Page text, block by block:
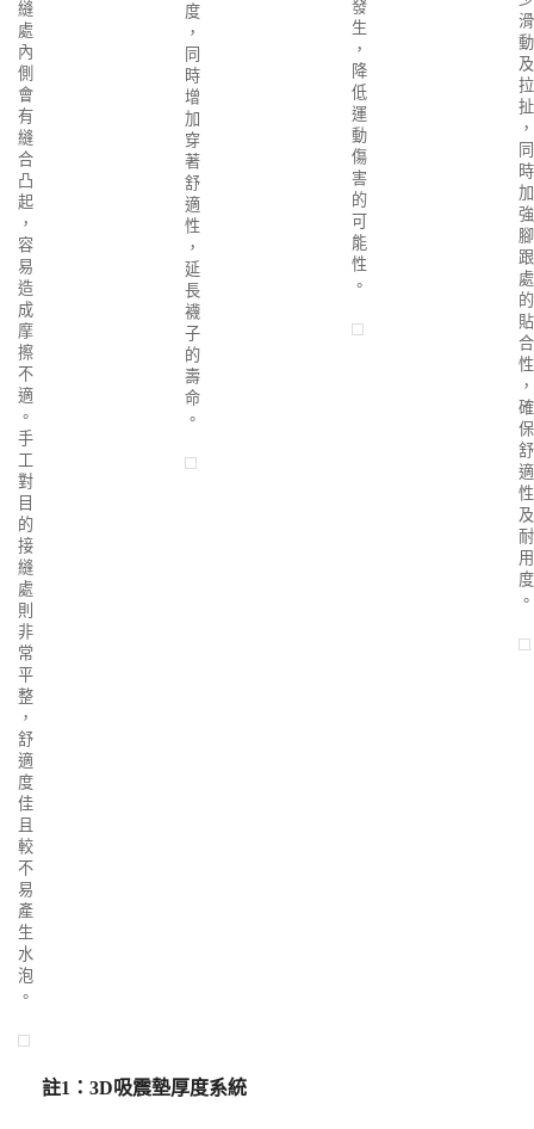
縫
處
內
側
會
有
縫
合
凸
起
，
容
易
造
成
摩
擦
不
適
。
手
工
對
目
的
接
縫
處
則
非
常
平
整
，
舒
適
度
佳
且
較
不
易
產
生
水
泡
。
度
，
同
時
增
加
穿
著
舒
適
性
，
延
長
襪
子
的
壽
命
。
發
生
，
降
低
運
動
傷
害
的
可
能
性
。
滑
動
及
拉
扯
，
同
時
加
強
腳
跟
處
的
貼
合
性
，
確
保
舒
適
性
及
耐
用
度
。
註1：3D吸震墊厚度系統